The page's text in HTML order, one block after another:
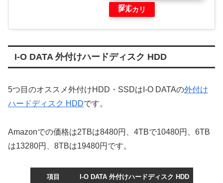
探す
メルカリ
I-O DATA 外付けハードディスク HDD
5つ目のオススメ外付けHDD・SSDはI-O DATAの外付け
ハードディスク HDDです。
Amazonでの価格は2TBは8480円、4TBで10480円、6TB
は13280円、8TBは19480円です。
項目 I-O DATA 外付けハードディスク HDD